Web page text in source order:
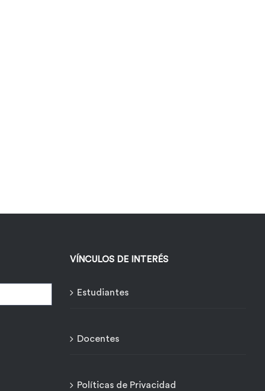
VÍNCULOS DE INTERÉS
Estudiantes
Docentes
Políticas de Privacidad